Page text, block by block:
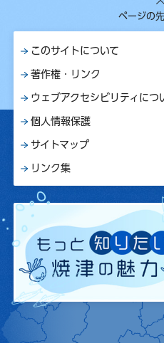
ページの
このサイトについて
著作権・リンク
ウェブアクセシビリティにつ
個人情報保護
サイトマップ
リンク集